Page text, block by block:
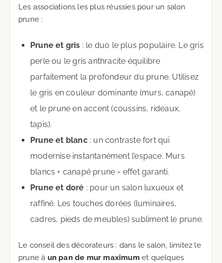
Les associations les plus réussies pour un salon
prune :
Prune et gris : le duo le plus populaire. Le gris
perle ou le gris anthracite équilibre
parfaitement la profondeur du prune. Utilisez
le gris en couleur dominante (murs, canapé)
et le prune en accent (coussins, rideaux,
tapis).
Prune et blanc: un contraste fort qui
modernise instantanément l’espace. Murs
blancs + canapé prune = effet garanti.
Prune et doré : pour un salon luxueux et
raffiné. Les touches dorées (luminaires,
cadres, pieds de meubles) subliment le prune.
Le conseil des décorateurs : dans le salon, limitez le
prune à un pan de mur maximumet quelques